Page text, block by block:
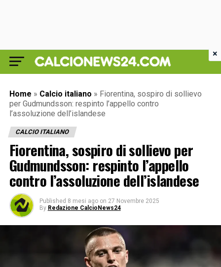
Home » Calcio italiano » Fiorentina, sospiro di sollievo
per Gudmundsson: respinto l’appello contro
l’assoluzione dell’islandese
CALCIO ITALIANO
Fiorentina, sospiro di sollievo per
Gudmundsson: respinto l’appello
contro l’assoluzione dell’islandese
Published 8 mesi ago on 27 Novembre 2025
By Redazione CalcioNews24
×